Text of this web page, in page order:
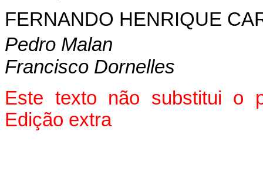
FERNANDO HENRIQUE
Pedro Malan
Francisco Dornelles
Este texto não substitui o
Edição extra